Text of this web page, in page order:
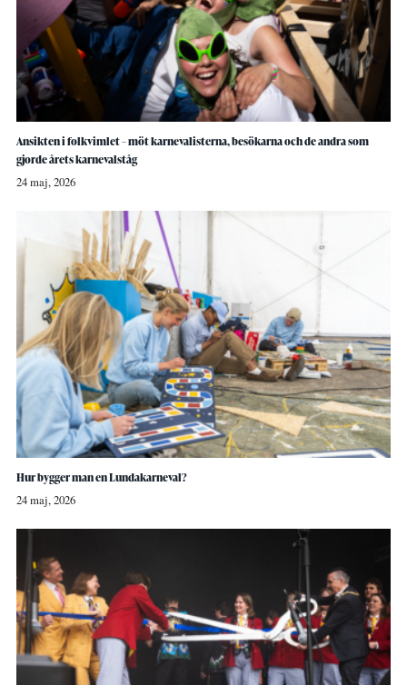
Ansikten i folkvimlet – möt karnevalisterna, besökarna och de andra som
gjorde årets karnevalståg
24 maj, 2026
Hur bygger man en Lundakarneval?
24 maj, 2026